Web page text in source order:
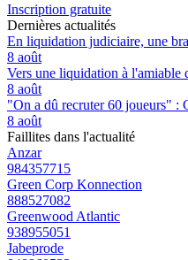
Inscription gratuite
Dernières actualités
En liquidation judiciaire, une
8 août
Vers une liquidation à l'amiable
8 août
"On a dû recruter 60 joueurs" :
8 août
Faillites dans l'actualité
Anzar
984357715
Green Corp Konnection
888527082
Greenwood Atlantic
938955051
Jabeprode